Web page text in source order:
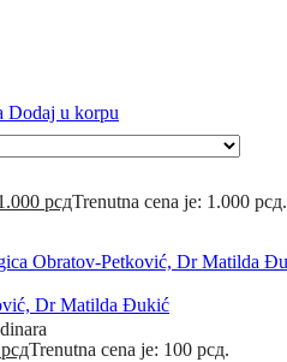
Dodaj u korpu
рсдTrenutna cena je: 1.000 рсд.
Dr Matilda Đukić
рсдTrenutna cena je: 100 рсд.